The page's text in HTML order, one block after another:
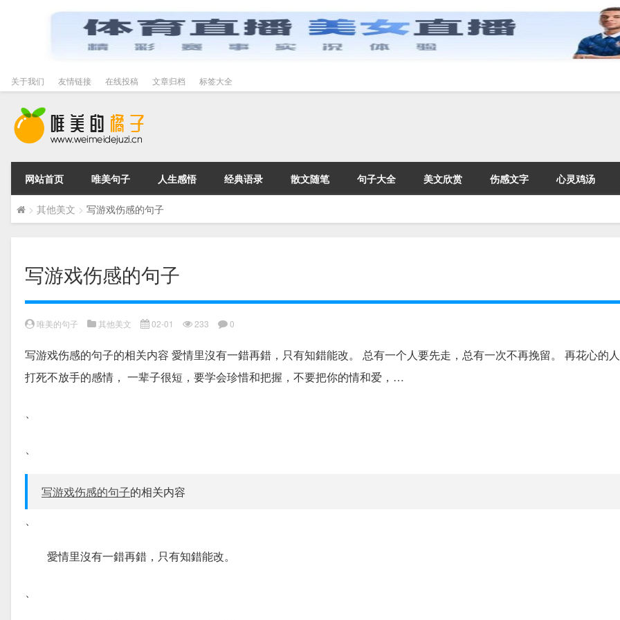
关于我们 友情链接 在线投稿 文章归档 标签大全
网站首页 唯美句子 人生感悟 经典语录 散文随笔 句子大全 美文欣赏 伤感文字 心灵鸡汤
> 其他美文 > 写游戏伤感的句子
写游戏伤感的句子
唯美的句子 其他美文 02-01 233 0
写游戏伤感的句子的相关内容 愛情里沒有一錯再錯，只有知錯能改。 总有一个人要先走，总有一次不再挽留。 再花心的
打死不放手的感情， 一辈子很短，要学会珍惜和把握，不要把你的情和爱，…
、
、
写游戏伤感的句子的相关内容
、
愛情里沒有一錯再錯，只有知錯能改。
、